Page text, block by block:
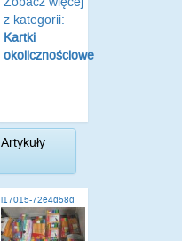
z kategorii:
Kartki
okolicznościowe
Artykuły
i17015-72e4d58d